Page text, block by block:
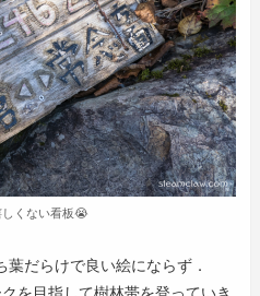
しくない看板😭
だらけで良い絵にならず．